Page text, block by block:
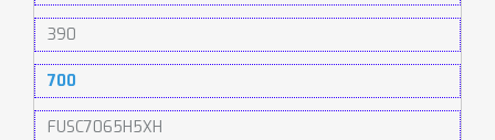
390
700
FUSC7065H5XH